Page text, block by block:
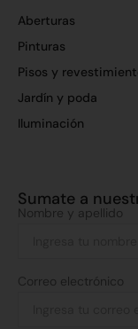
Aberturas
Pinturas
Pisos y
Jardín y poda
Iluminación
Sumate a
Nombre y apellido
Correo electrónico